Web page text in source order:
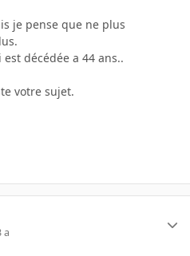
je pense que ne plus
décédée a 44 ans..
votre sujet.
a